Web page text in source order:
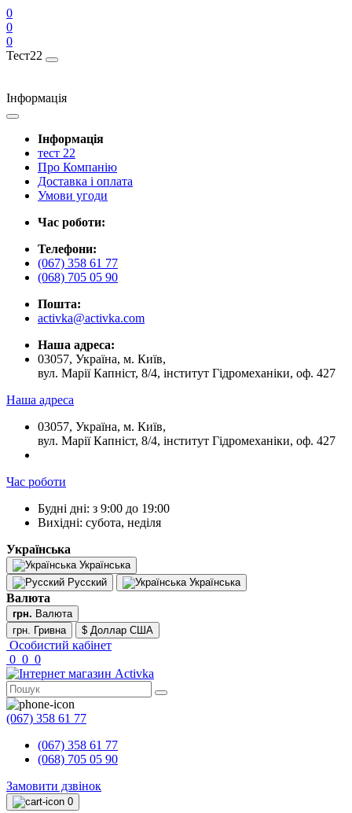
0
0
0
Тест22
Інформація
Інформація
тест 22
Про Компанію
Доставка і оплата
Умови угоди
Час роботи:
Телефони:
(067) 358 61 77
(068) 705 05 90
Пошта:
activka@activka.com
Наша адреса:
03057, Україна, м. Київ,
вул. Марії Капніст, 8/4, інститут Гідромеханіки, оф. 427
Наша адреса
03057, Україна, м. Київ,
вул. Марії Капніст, 8/4, інститут Гідромеханіки, оф. 427
Час роботи
Будні дні: з 9:00 до 19:00
Вихідні: субота, неділя
Українська
Українська
Русский
Українська
Валюта
грн. Валюта
грн. Гривна
$ Доллар США
Особистий кабінет
0 0 0
(067) 358 61 77
(067) 358 61 77
(068) 705 05 90
Замовити дзвінок
0